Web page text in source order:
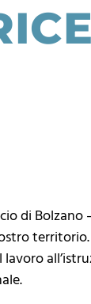
di
territorio.